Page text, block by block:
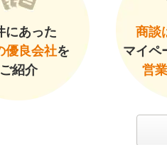
にあった
優良会社を
ご紹介
商談
マイペ
営